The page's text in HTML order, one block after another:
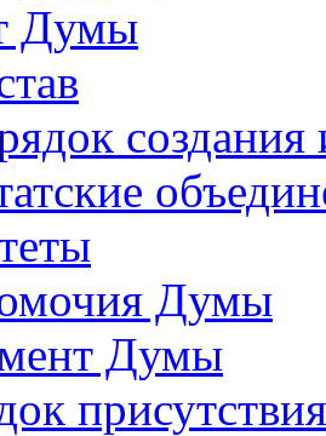
Думы
создания
Думы
Думы